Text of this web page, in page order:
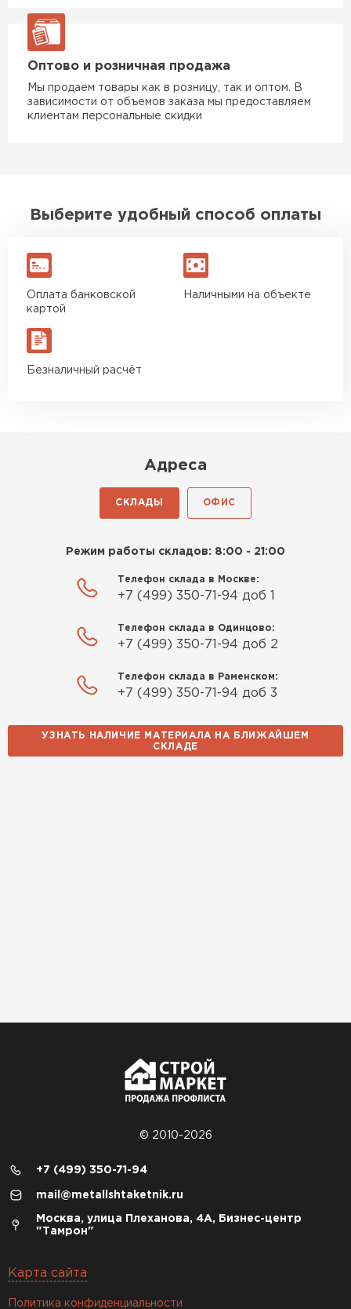
Оптово и розничная продажа
Мы продаем товары как в розницу, так и оптом. В
зависимости от объемов заказа мы предоставляем
клиентам персональные скидки
Выберите удобный способ оплаты
Оплата банковской
картой
Наличными на объекте
Безналичный расчёт
Адреса
СКЛАДЫ ОФИС
Режим работы складов: 8:00 - 21:00
Телефон склада в Москве:
+7 (499) 350-71-94 доб 1
Телефон склада в Одинцово:
+7 (499) 350-71-94 доб 2
Телефон склада в Раменском:
+7 (499) 350-71-94 доб 3
УЗНАТЬ НАЛИЧИЕ МАТЕРИАЛА НА БЛИЖАЙШЕМ
СКЛАДЕ
© 2010-2026
+7 (499) 350-71-94
mail@metallshtaketnik.ru
Москва, улица Плеханова, 4А, Бизнес-центр
"Тамрон"
Карта сайта
Политика конфиденциальности